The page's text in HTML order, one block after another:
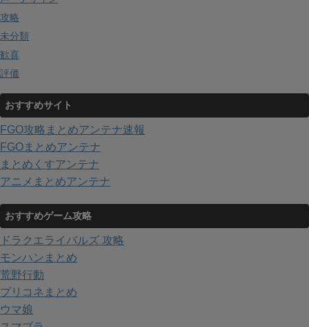
攻略
未分類
歓喜
評価
おすすめサイト
FGO攻略まとめアンテナ速報
FGOまとめアンテナ
まとめくすアンテナ
アニメまとめアンテナ
おすすめゲーム攻略
ドラクエライバルズ 攻略
モンハンまとめ
荒野行動
プリコネまとめ
ウマ娘